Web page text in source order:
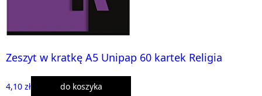
Zeszyt w kratkę A5 Unipap 60 kartek Religia
4,10 zł do koszyka